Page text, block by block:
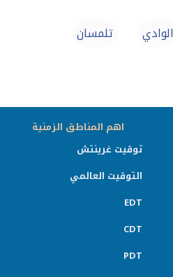
الوادي تلمسان
اهم المناطق الزمنية
توقيت غرينتش
التوقيت العالمي
EDT
CDT
PDT